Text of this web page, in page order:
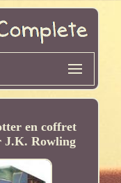
en coffret
J.K. Rowling